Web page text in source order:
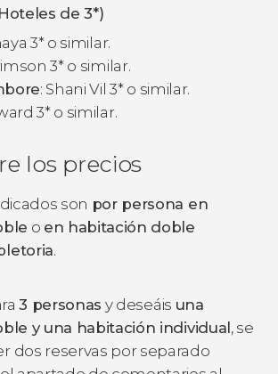
de 3*)
3* o similar.
3* o similar.
: Shani Vil 3* o similar.
3* o similar.
los precios
son por persona en
o en habitación doble
.
3 personas y deseáis una
y una habitación individual, se
dos reservas por separado